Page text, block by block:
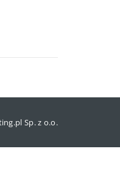
Sp. z o.o.